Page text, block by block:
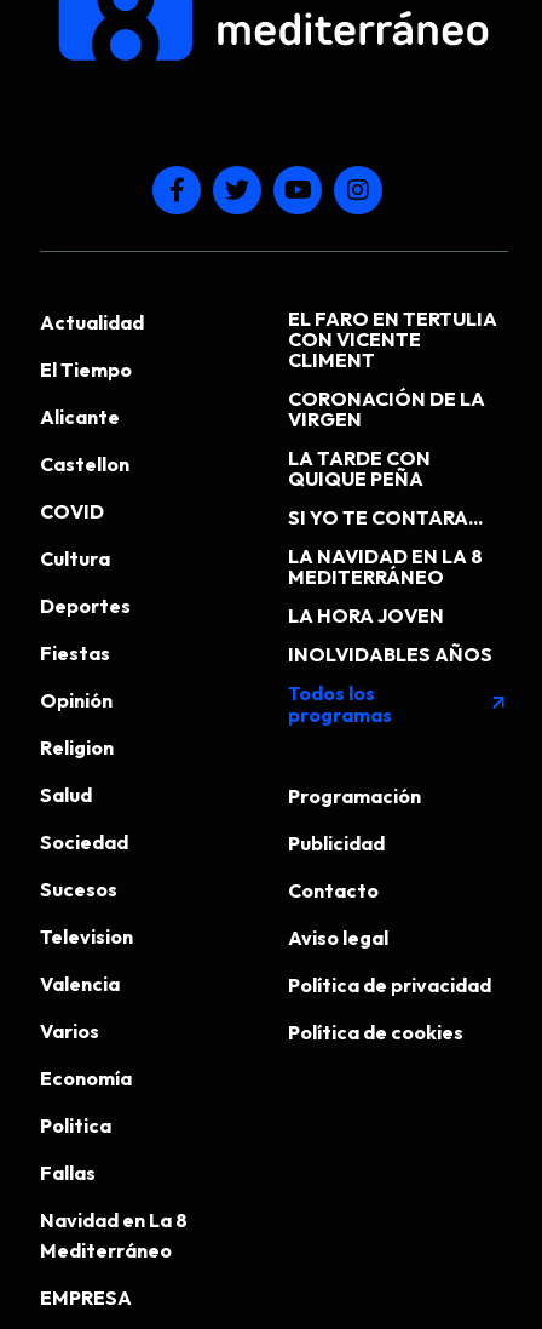
Actualidad
El Tiempo
Alicante
Castellon
COVID
Cultura
Deportes
Fiestas
Opinión
Religion
Salud
Sociedad
Sucesos
Television
Valencia
Varios
Economía
Politica
Fallas
Navidad en La 8
Mediterráneo
EMPRESA
EL FARO EN TERTULIA
CON VICENTE
CLIMENT
CORONACIÓN DE LA
VIRGEN
LA TARDE CON
QUIQUE PEÑA
SI YO TE CONTARA...
LA NAVIDAD EN LA 8
MEDITERRÁNEO
LA HORA JOVEN
INOLVIDABLES AÑOS
Todos los
programas
arrow_outward
Programación
Publicidad
Contacto
Aviso legal
Política de privacidad
Política de cookies